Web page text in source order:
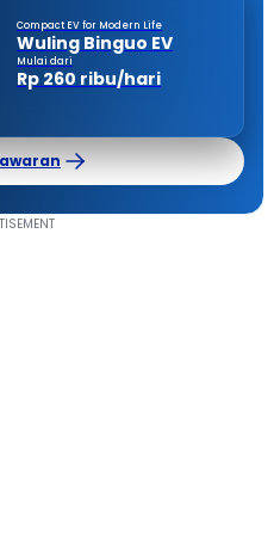
Compact EV for Modern Life
Wuling Binguo EV
Mulai dari
Rp 260 ribu/hari